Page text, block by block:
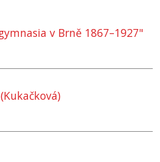
v Brně 1867–1927"